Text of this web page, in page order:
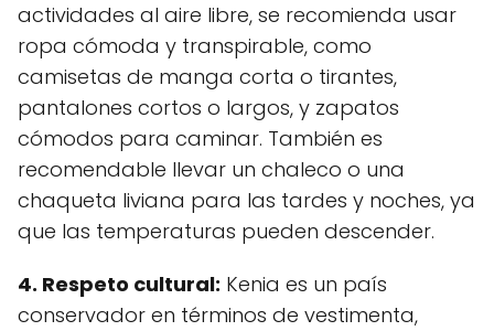
actividades al aire libre, se recomienda usar
ropa cómoda y transpirable, como
camisetas de manga corta o tirantes,
pantalones cortos o largos, y zapatos
cómodos para caminar. También es
recomendable llevar un chaleco o una
chaqueta liviana para las tardes y noches, ya
que las temperaturas pueden descender.
4. Respeto cultural: Kenia es un país
conservador en términos de vestimenta,